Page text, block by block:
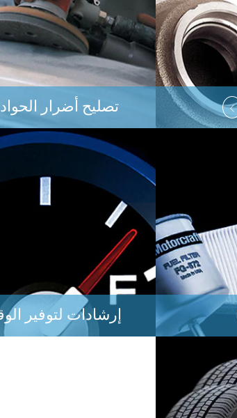
تصليح أضرار
إرشادات لتوفير